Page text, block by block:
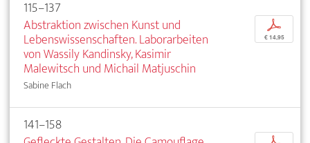
115–137
Abstraktion zwischen Kunst und
Lebenswissenschaften. Laborarbeiten
von Wassily Kandinsky, Kasimir
Malewitsch und Michail Matjuschin
Sabine Flach
p
€ 14,95
141–158